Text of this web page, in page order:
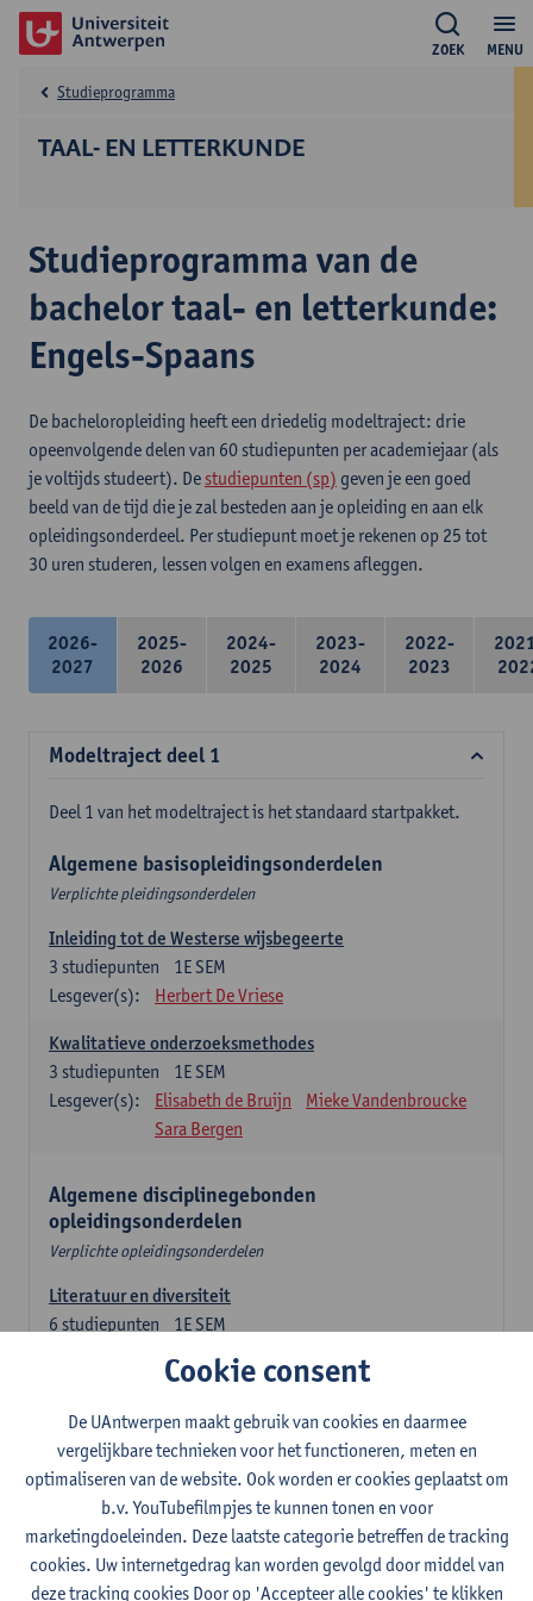
MENU
ZOEK
TAAL- EN LETTERKUNDE
Studieprogramma
Studieprogramma van de
bachelor taal- en letterkunde:
Engels-Spaans
De bacheloropleiding heeft een driedelig modeltraject: drie
opeenvolgende delen van 60 studiepunten per academiejaar (als
je voltijds studeert). De studiepunten (sp) geven je een goed
beeld van de tijd die je zal besteden aan je opleiding en aan elk
opleidingsonderdeel. Per studiepunt moet je rekenen op 25 tot
30 uren studeren, lessen volgen en examens afleggen.
2026-
2027
2025-
2026
2024-
2025
2023-
2024
2022-
2023
Modeltraject deel 1
Deel 1 van het modeltraject is het standaard startpakket.
Algemene basisopleidingsonderdelen
Verplichte pleidingsonderdelen
Inleiding tot de Westerse wijsbegeerte
1E SEM
3 studiepunten
Lesgever(s):
Herbert De Vriese
Kwalitatieve onderzoeksmethodes
1E SEM
3 studiepunten
Lesgever(s):
Elisabeth de Bruijn
Mieke Vandenbroucke
Sara Bergen
Algemene disciplinegebonden
opleidingsonderdelen
Verplichte opleidingsonderdelen
Literatuur en diversiteit
1E SEM
6 studiepunten
Remco Sleiderink
2E SEM
studiepunten
Lesgever(s):
Astrid De Wit Peter Petré
Engels: verplichte opleidingsonderdelen
Engels: taalbeheersing 1
Cookie consent
De UAntwerpen maakt gebruik van cookies en daarmee
vergelijkbare technieken voor het functioneren, meten en
optimaliseren van de website. Ook worden er cookies geplaatst om
b.v. YouTubefilmpjes te kunnen tonen en voor
marketingdoeleinden. Deze laatste categorie betreffen de tracking
cookies. Uw internetgedrag kan worden gevolgd door middel van
deze tracking cookies Door op 'Accepteer alle cookies' te klikken